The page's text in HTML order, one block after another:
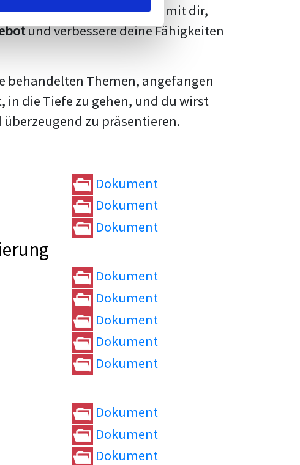
wertvolleTipps und Tricks
mit dir,
und verbessere deine Fähigkeiten
behandelten Themen, angefangen
die Tiefe zu gehen, und du wirst
zu präsentieren.
Dokument
Dokument
Dokument
Dokument
Dokument
Dokument
Dokument
Dokument
Dokument
Dokument
Dokument